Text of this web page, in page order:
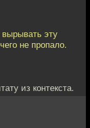
эту
не пропало.
из контекста.